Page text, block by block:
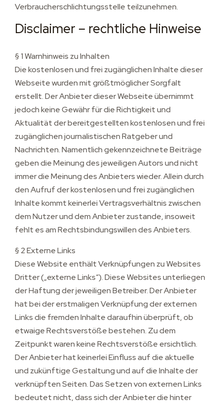
Verbraucherschlichtungsstelle teilzunehmen.
Disclaimer – rechtliche Hinweise
§ 1 Warnhinweis zu Inhalten
Die kostenlosen und frei zugänglichen Inhalte dieser
Webseite wurden mit größtmöglicher Sorgfalt
erstellt. Der Anbieter dieser Webseite übernimmt
jedoch keine Gewähr für die Richtigkeit und
Aktualität der bereitgestellten kostenlosen und frei
zugänglichen journalistischen Ratgeber und
Nachrichten. Namentlich gekennzeichnete Beiträge
geben die Meinung des jeweiligen Autors und nicht
immer die Meinung des Anbieters wieder. Allein durch
den Aufruf der kostenlosen und frei zugänglichen
Inhalte kommt keinerlei Vertragsverhältnis zwischen
dem Nutzer und dem Anbieter zustande, insoweit
fehlt es am Rechtsbindungswillen des Anbieters.
§ 2 Externe Links
Diese Website enthält Verknüpfungen zu Websites
Dritter („externe Links“). Diese Websites unterliegen
der Haftung der jeweiligen Betreiber. Der Anbieter
hat bei der erstmaligen Verknüpfung der externen
Links die fremden Inhalte daraufhin überprüft, ob
etwaige Rechtsverstöße bestehen. Zu dem
Zeitpunkt waren keine Rechtsverstöße ersichtlich.
Der Anbieter hat keinerlei Einfluss auf die aktuelle
und zukünftige Gestaltung und auf die Inhalte der
verknüpften Seiten. Das Setzen von externen Links
bedeutet nicht, dass sich der Anbieter die hinter